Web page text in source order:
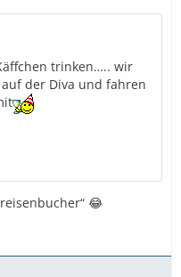
trinken….. wir
der Diva und fahren
😂